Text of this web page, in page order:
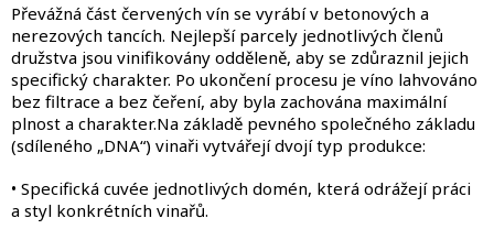
Převážná část červených vín se vyrábí v betonových a
nerezových tancích. Nejlepší parcely jednotlivých členů
družstva jsou vinifikovány odděleně, aby se zdůraznil jejich
specifický charakter. Po ukončení procesu je víno lahvováno
bez filtrace a bez čeření, aby byla zachována maximální
plnost a charakter.Na základě pevného společného základu
(sdíleného „DNA“) vinaři vytvářejí dvojí typ produkce:
• Specifická cuvée jednotlivých domén, která odrážejí práci
a styl konkrétních vinařů.